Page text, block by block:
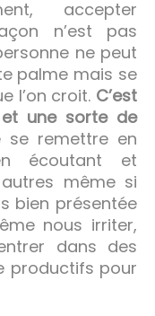
accepter
n’est pas
ne peut
palme mais se
l’on croit. C’est
une sorte de
se remettre en
écoutant et
même si
bien présentée
nous irriter,
dans des
productifs pour